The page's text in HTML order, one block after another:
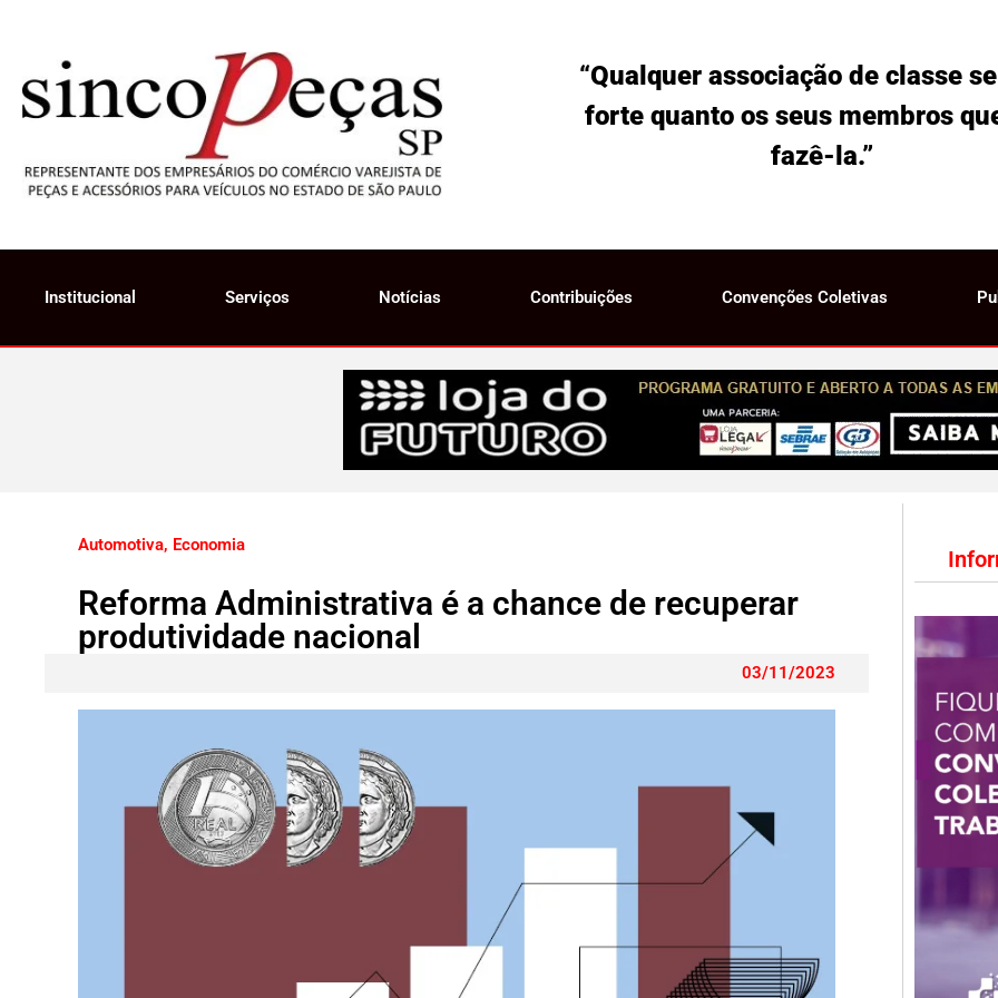
“Qualquer associação de classe
forte quanto os seus membros
fazê-la.”
Institucional Serviços Notícias Contribuições Convenções Coletivas
Automotiva, Economia
Reforma Administrativa é a chance de recuperar
produtividade nacional
03/11/2023